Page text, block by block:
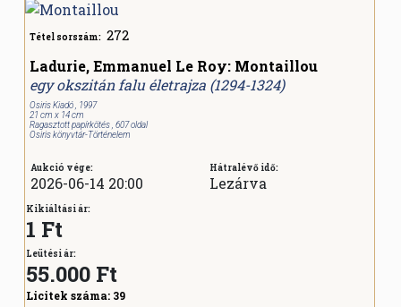
Tétel sorszám: 272
Ladurie, Emmanuel Le Roy: Montaillou
egy okszitán falu életrajza (1294-1324)
Osiris Kiadó , 1997
21 cm x 14 cm
Ragasztott papírkötés , 607 oldal
Osiris könyvtár-Történelem
Aukció vége:
2026-06-14 20:00
Hátralévő idő:
Lezárva
Kikiáltási ár:
1 Ft
Leütési ár:
55.000 Ft
Licitek száma: 39